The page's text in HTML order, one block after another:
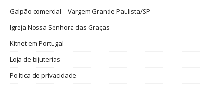
Galpão comercial – Vargem Grande Paulista/SP
Igreja Nossa Senhora das Graças
Kitnet em Portugal
Loja de bijuterias
Política de privacidade